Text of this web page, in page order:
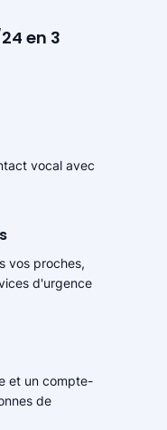
en 3
vocal avec
vos proches,
d'urgence
et un compte-
de